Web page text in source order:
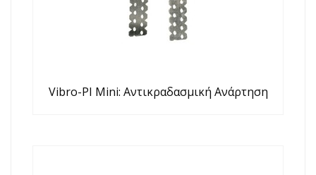
Vibro-PI Mini: Αντικραδασμική Ανάρτηση